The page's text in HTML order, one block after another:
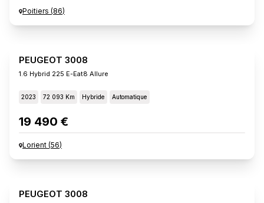
Poitiers (86)
PEUGEOT 3008
1.6 Hybrid 225 E-Eat8 Allure
2023 72 093 Km Hybride Automatique
19 490 €
Lorient (56)
PEUGEOT 3008